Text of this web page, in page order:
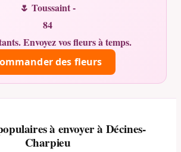
🌷 Toussaint -
84
Envoyez vos fleurs à temps.
des fleurs
à envoyer à Décines-
Charpieu